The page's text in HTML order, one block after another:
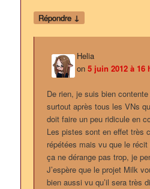
Répondre ↓
Helia
on5 juin 2012 à 16
De rien, je suis bien contente
surtout après tous les VNs
doit faire un peu ridicule en
Les pistes sont en effet très
répétées mais vu que le récit
ça ne dérange pas trop, je
J’espère que le projet Milk
bien aussi vu qu’il sera très